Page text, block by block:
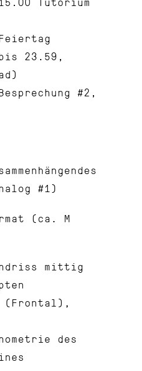
23.59,
#2,
#1)
(ca. M
mittig
(Frontal),
des